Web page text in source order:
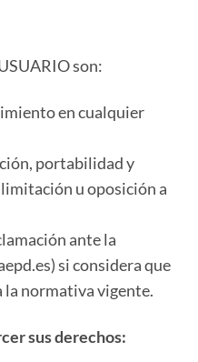
son:
en cualquier
portabilidad y
u oposición a
ante la
si considera que
la normativa vigente.
sus derechos: